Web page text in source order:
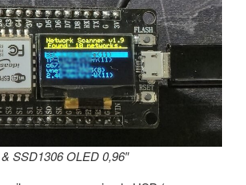
SSD1306 OLED 0,96″